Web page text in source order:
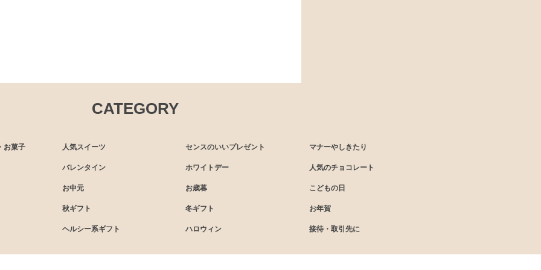
CATEGORY
お菓子 人気スイーツ センスのいいプレゼント マナーやしきたり
バレンタイン ホワイトデー 人気のチョコレート
お中元 お歳暮 こどもの日
秋ギフト 冬ギフト お年賀
ヘルシー系ギフト ハロウィン 接待・取引先に